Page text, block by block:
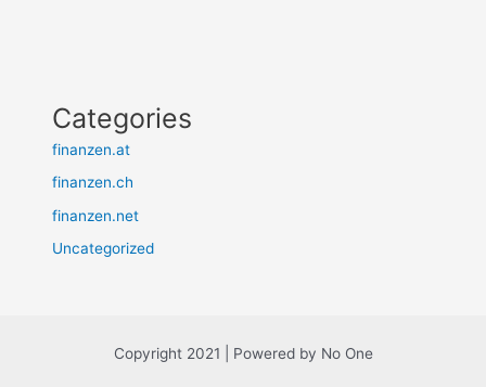
Categories
finanzen.at
finanzen.ch
finanzen.net
Uncategorized
Copyright 2021 | Powered by No One